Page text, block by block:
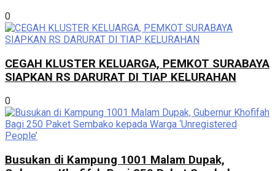
0
CEGAH KLUSTER KELUARGA, PEMKOT SURABAYA
SIAPKAN RS DARURAT DI TIAP KELURAHAN
0
Busukan di Kampung 1001 Malam Dupak,